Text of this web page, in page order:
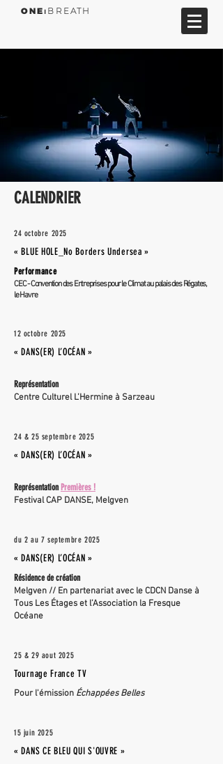
ONE ⏐BREATH
CALENDRIER
24 octobre 2025
« BLUE HOLE_No Borders Undersea »
Performance
CEC - Convention des Entreprises pour le Climat au palais des Régates,
le Havre
12 octobre 2025
« DANS(ER) L’OCÉAN »
Représentation
Centre Culturel L’Hermine à Sarzeau
24 & 25 septembre 2025
« DANS(ER) L’OCÉAN »
Représentation Premières !
Festival CAP DANSE, Melgven
du 2 au 7 septembre 2025
« DANS(ER) L’OCÉAN »
Résidence de création
Melgven // En partenariat avec le CDCN Danse à
Tous Les Étages et l’Association la Fresque
Océane
25 & 29 aout 2025
Tournage France TV
Pour l'émission Échappées Belles
15 juin 2025
« DANS CE BLEU QUI S'OUVRE »